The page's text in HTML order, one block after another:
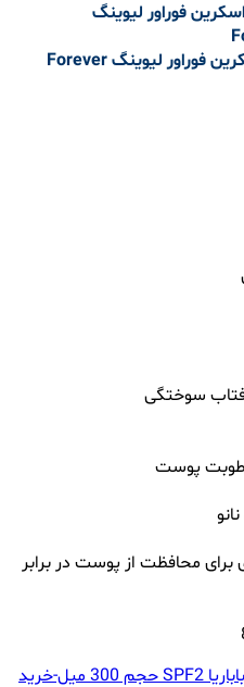
فوراور لیوینگ
کرم ضدآفتاب آلوئه سان اسکرین فوراور لیوینگ Forever
سوختگی
پوست
برای محافظت از پوست در برابر